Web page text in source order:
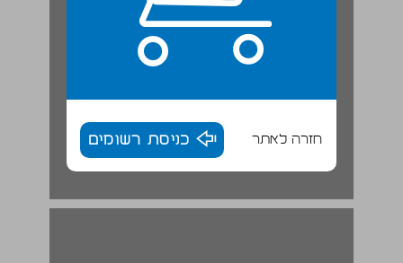
חזרה לאתר כניסת רשומים